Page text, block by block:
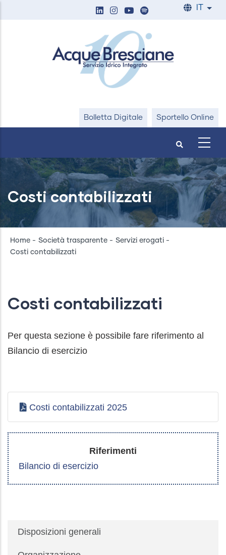
List
Bolletta Digitale Sportello Online
Costi contabilizzati
Breadcrumb
Home - Società trasparente - Servizi erogati -
Costi contabilizzati
Costi contabilizzati
Per questa sezione è possibile fare riferimento al
Bilancio di esercizio
Costi contabilizzati 2025
Riferimenti
Bilancio di esercizio
Società
Trasparente
Disposizioni generali